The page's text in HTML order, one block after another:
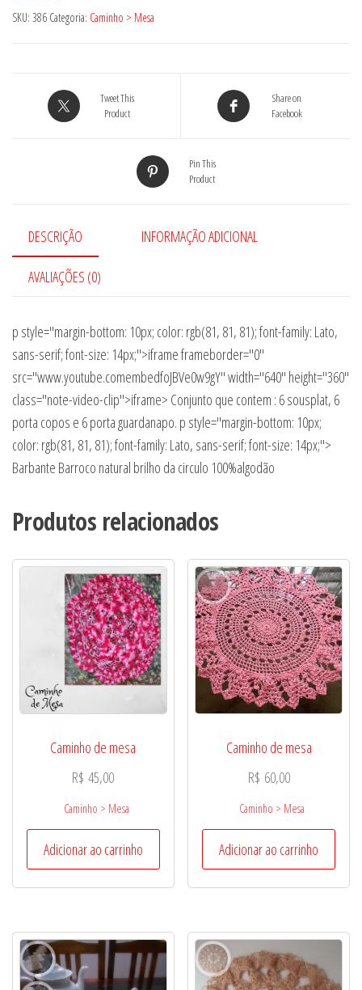
SKU: 386 Categoria: Caminho > Mesa
Tweet This
Product
Share on
Facebook
Pin This
Product
DESCRIÇÃO INFORMAÇÃO ADICIONAL
AVALIAÇÕES (0)
p style="margin-bottom: 10px; color: rgb(81, 81, 81); font-family: Lato,
sans-serif; font-size: 14px;">iframe frameborder="0"
src="www.youtube.comembedfoJBVe0w9gY" width="640" height="360"
class="note-video-clip">iframe> Conjunto que contem : 6 sousplat, 6
porta copos e 6 porta guardanapo. p style="margin-bottom: 10px;
color: rgb(81, 81, 81); font-family: Lato, sans-serif; font-size: 14px;">
Barbante Barroco natural brilho da circulo 100%algodão
Produtos relacionados
Caminho de mesa
R$ 45,00
Caminho > Mesa
Adicionar ao carrinho
Caminho de mesa
R$ 60,00
Caminho > Mesa
Adicionar ao carrinho